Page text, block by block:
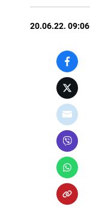
20.06.22. 09:06